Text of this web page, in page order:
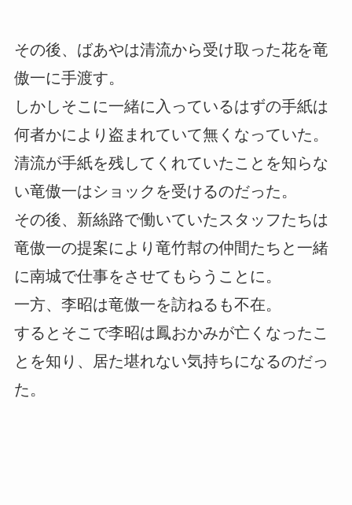
その後、ばあやは清流から受け取った花を竜
傲一に手渡す。
しかしそこに一緒に入っているはずの手紙は
何者かにより盗まれていて無くなっていた。
清流が手紙を残してくれていたことを知らな
い竜傲一はショックを受けるのだった。
その後、新絲路で働いていたスタッフたちは
竜傲一の提案により竜竹幇の仲間たちと一緒
に南城で仕事をさせてもらうことに。
一方、李昭は竜傲一を訪ねるも不在。
するとそこで李昭は鳳おかみが亡くなったこ
とを知り、居た堪れない気持ちになるのだっ
た。